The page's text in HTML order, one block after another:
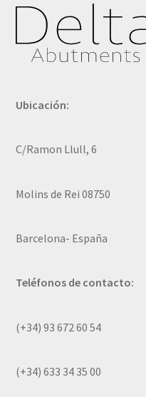
Ubicación:
C/Ramon Llull, 6
Molins de Rei 08750
Barcelona- España
Teléfonos de contacto:
(+34) 93 672 60 54
(+34) 633 34 35 00